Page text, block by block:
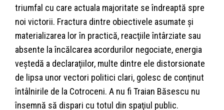
triumfal cu care actuala majoritate se îndreaptă spre
noi victorii. Fractura dintre obiectivele asumate şi
materializarea lor în practică, reacţiile întârziate sau
absente la încălcarea acordurilor negociate, energia
veştedă a declaraţiilor, multe dintre ele distorsionate
de lipsa unor vectori politici clari, golesc de conţinut
întâlnirile de la Cotroceni. A nu fi Traian Băsescu nu
însemnă să dispari cu totul din spaţiul public.